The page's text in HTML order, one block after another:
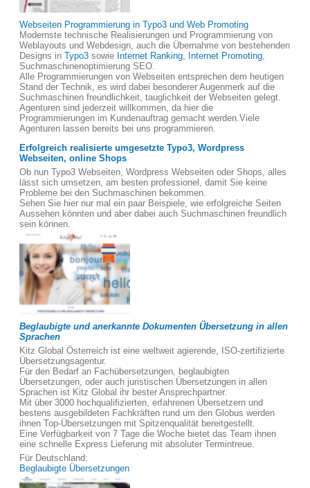
Webseiten Programmierung in Typo3 und Web Promoting
Modernste technische Realisierungen und Programmierung von
Weblayouts und Webdesign, auch die Übernahme von bestehenden
Designs in Typo3 sowie Internet Ranking, Internet Promoting,
Suchmaschinenoptimierung SEO.
Alle Programmierungen von Webseiten entsprechen dem heutigen
Stand der Technik, es wird dabei besonderer Augenmerk auf die
Suchmaschinen freundlichkeit, tauglichkeit der Webseiten gelegt.
Agenturen sind jederzeit willkommen, da hier die
Programmierungen im Kundenauftrag gemacht werden.Viele
Agenturen lassen bereits bei uns programmieren.
Erfolgreich realisierte umgesetzte Typo3, Wordpress
Webseiten, online Shops
Ob nun Typo3 Webseiten, Wordpress Webseiten oder Shops, alles
lässt sich umsetzen, am besten professionel, damit Sie keine
Probleme bei den Suchmaschinen bekommen.
Sehen Sie hier nur mal ein paar Beispiele, wie erfolgreiche Seiten
Aussehen könnten und aber dabei auch Suchmaschinen freundlich
sein können.
Beglaubigte und anerkannte Dokumenten Übersetzung in allen
Sprachen
Kitz Global Österreich ist eine weltweit agierende, ISO-zertifizierte
Übersetzungsagentur.
Für den Bedarf an Fachübersetzungen, beglaubigten
Übersetzungen, oder auch juristischen Übersetzungen in allen
Sprachen ist Kitz Global ihr bester Ansprechpartner.
Mit über 3000 hochqualifizierten, erfahrenen Übersetzern und
bestens ausgebildeten Fachkräften rund um den Globus werden
ihnen Top-Übersetzungen mit Spitzenqualität bereitgestellt.
Eine Verfügbarkeit von 7 Tage die Woche bietet das Team ihnen
eine schnelle Express Lieferung mit absoluter Termintreue.
Für Deutschland:
Beglaubigte Übersetzungen